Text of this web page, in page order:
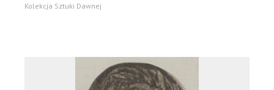
Kolekcja Sztuki Dawnej